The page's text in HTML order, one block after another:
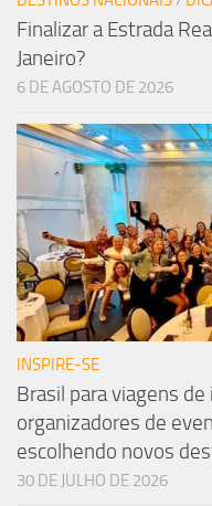
Finalizar a Estrada
Janeiro?
6 DE AGOSTO DE 2026
INSPIRE-SE
Brasil para viagens
organizadores de
escolhendo novos
30 DE JULHO DE 2026